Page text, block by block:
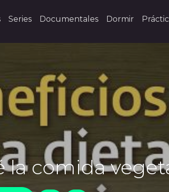
Series Documentales Dormir
la comida